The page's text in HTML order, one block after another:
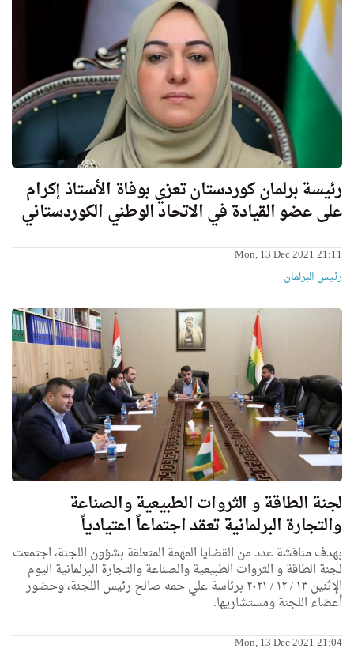
رئيسة برلمان كوردستان تعزي بوفاة الأستاذ إكرام
على عضو القيادة في الاتحاد الوطني الكوردستاني
Mon, 13 Dec 2021 21:11
رئیس البرلمان
لجنة الطاقة و الثروات الطبيعية والصناعة
والتجارة البرلمانية تعقد اجتماعاً اعتيادياً
بهدف مناقشة عدد من القضايا المهمة المتعلقة بشؤون اللجنة، اجتمعت
لجنة الطاقة و الثروات الطبيعية والصناعة والتجارة البرلمانية اليوم
الإثنين ١٣ / ١٢ / ٢٠٢١ برئاسة علي حمه صالح رئيس اللجنة، وحضور
أعضاء اللجنة ومستشاريها.
Mon, 13 Dec 2021 21:04